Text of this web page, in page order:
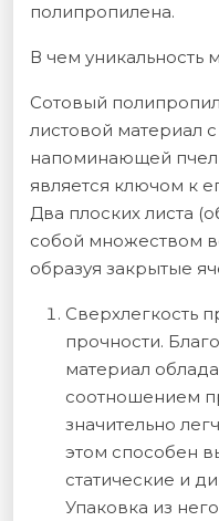
полипропилена.
В чем уникальность
Сотовый
листовой материал
напоминающей
является ключом к
Два плоских листа
собой множеством
образуя закрытые
Сверхлегкость
прочности.
материал
соотношением
значительно
этом способен
статические и
Упаковка из